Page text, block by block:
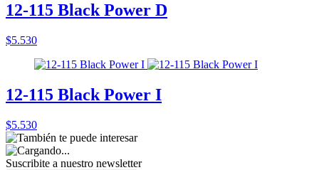
12-115 Black Power D
$5.530
12-115 Black Power I
$5.530
Suscribite a nuestro newsletter